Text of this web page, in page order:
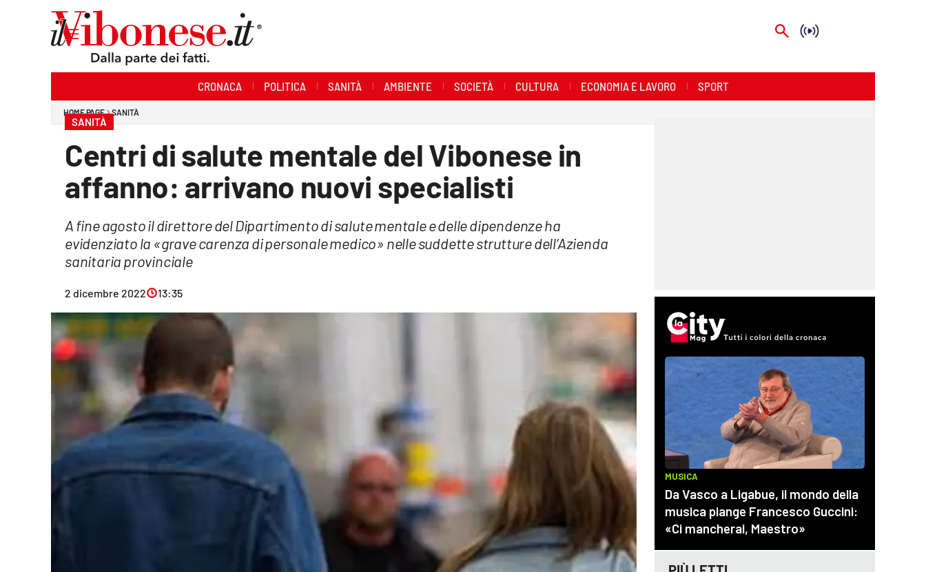
Economia e Lavoro
CRONACA POLITICA SANITÀ AMBIENTE SOCIETÀ CULTURA ECONOMIA E LAVORO SPORT
HOME PAGE SANITÀ
SANITÀ
Centri di salute mentale del Vibonese in
affanno: arrivano nuovi specialisti
A fine agosto il direttore del Dipartimento di salute mentale e delle dipendenze ha
evidenziato la «grave carenza di personale medico» nelle suddette strutture dell’Azienda
sanitaria provinciale
2 dicembre 2022 13:35